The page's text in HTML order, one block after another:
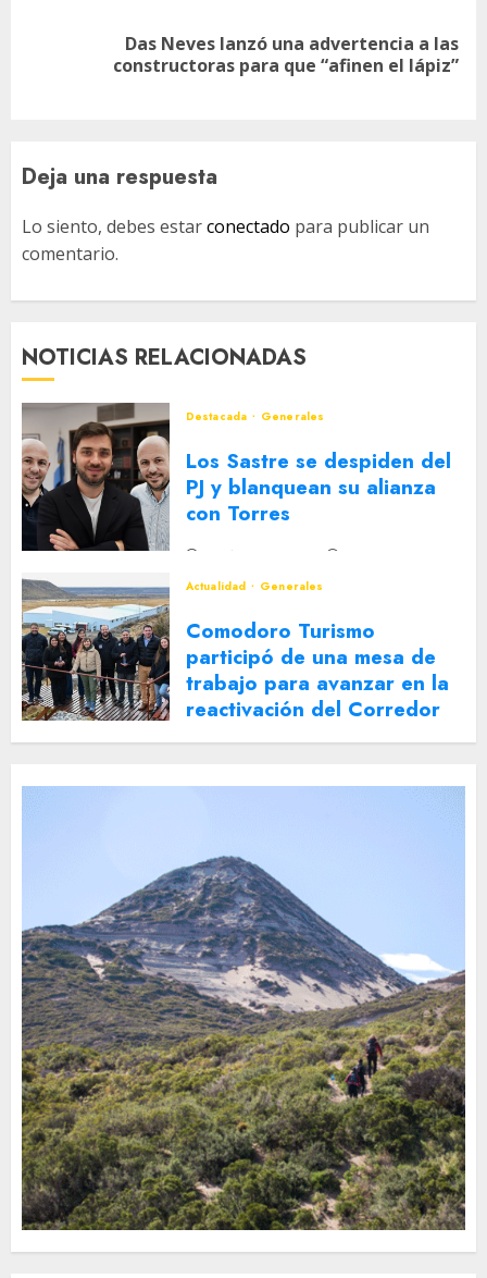
Das Neves lanzó una advertencia a las
constructoras para que “afinen el lápiz”
Deja una respuesta
Lo siento, debes estarconectado para publicar un
comentario.
NOTICIAS RELACIONADAS
Destacada Generales
Los Sastre se despiden del
PJ y blanquean su alianza
con Torres
2 DE AGOSTO DE 2026
Actualidad
Generales
Comodoro Turismo
participó de una mesa de
trabajo para avanzar en la
reactivación del Corredor
Turístico Integrado